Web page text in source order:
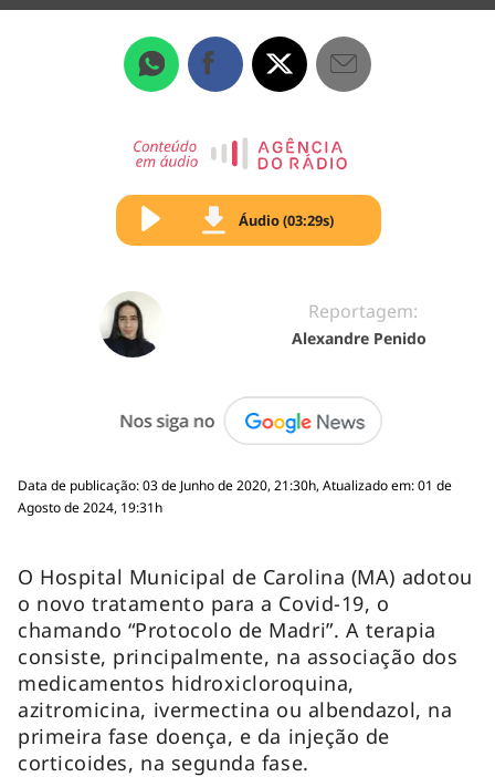
Áudio (03:29s)
Reportagem:
Alexandre Penido
Data de publicação: 03 de Junho de 2020, 21:30h, Atualizado em: 01 de
Agosto de 2024, 19:31h
O Hospital Municipal de Carolina (MA) adotou
o novo tratamento para a Covid-19, o
chamando “Protocolo de Madri”. A terapia
consiste, principalmente, na associação dos
medicamentos hidroxicloroquina,
azitromicina, ivermectina ou albendazol, na
primeira fase doença, e da injeção de
corticoides, na segunda fase.